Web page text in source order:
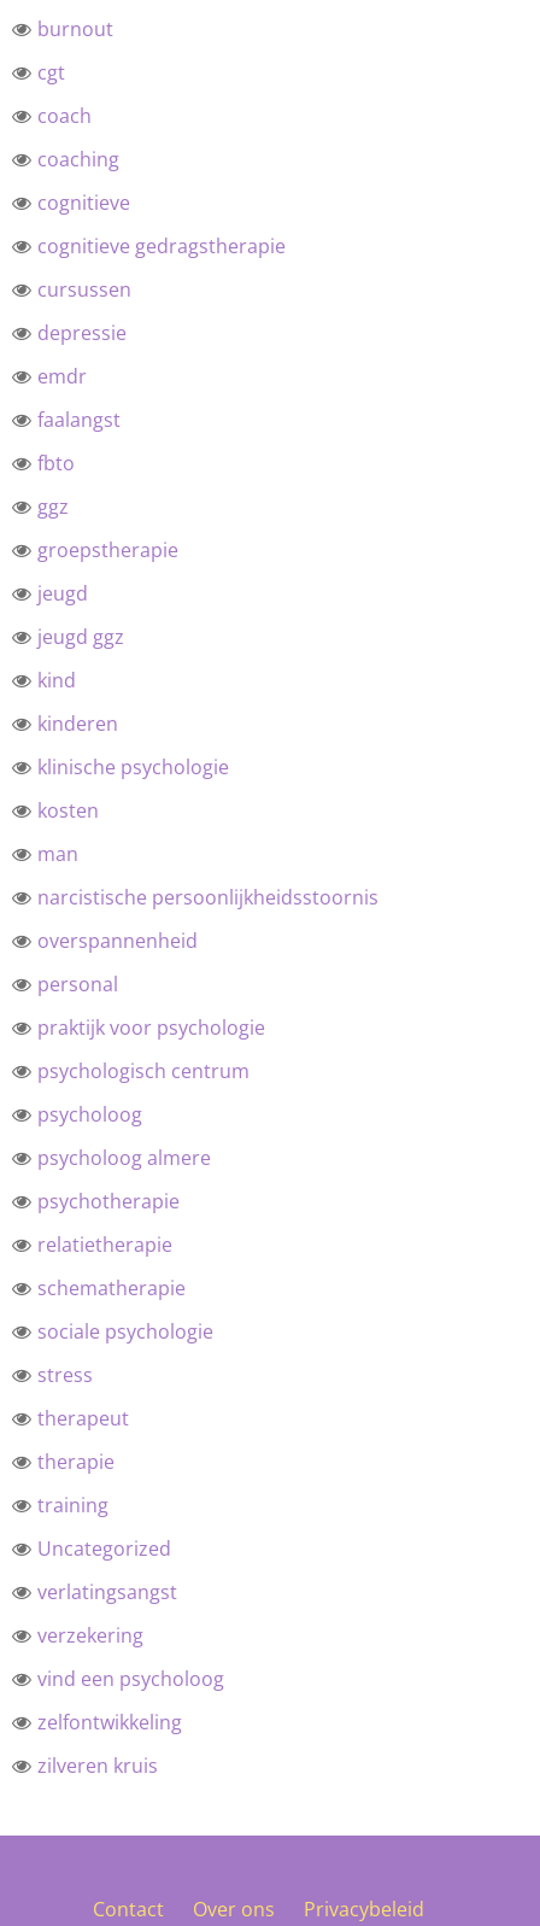
burnout
cgt
coach
coaching
cognitieve
cognitieve gedragstherapie
cursussen
depressie
emdr
faalangst
fbto
ggz
groepstherapie
jeugd
jeugd ggz
kind
kinderen
klinische psychologie
kosten
man
narcistische persoonlijkheidsstoornis
overspannenheid
personal
praktijk voor psychologie
psychologisch centrum
psycholoog
psycholoog almere
psychotherapie
relatietherapie
schematherapie
sociale psychologie
stress
therapeut
therapie
training
Uncategorized
verlatingsangst
verzekering
vind een psycholoog
zelfontwikkeling
zilveren kruis
Contact Over ons Privacybeleid